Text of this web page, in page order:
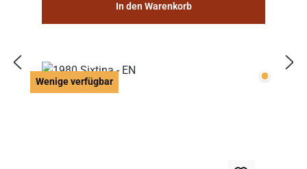
In den Warenkorb
Wenige verfügbar Wenige